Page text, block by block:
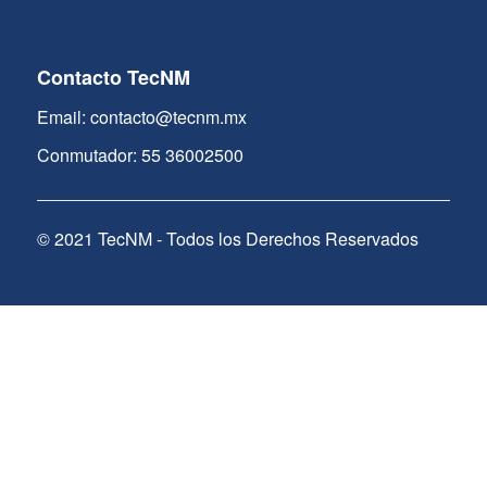
Contacto TecNM
Email: contacto@tecnm.mx
Conmutador: 55 36002500
© 2021 TecNM - Todos los Derechos Reservados